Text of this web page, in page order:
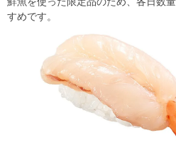
すめです。